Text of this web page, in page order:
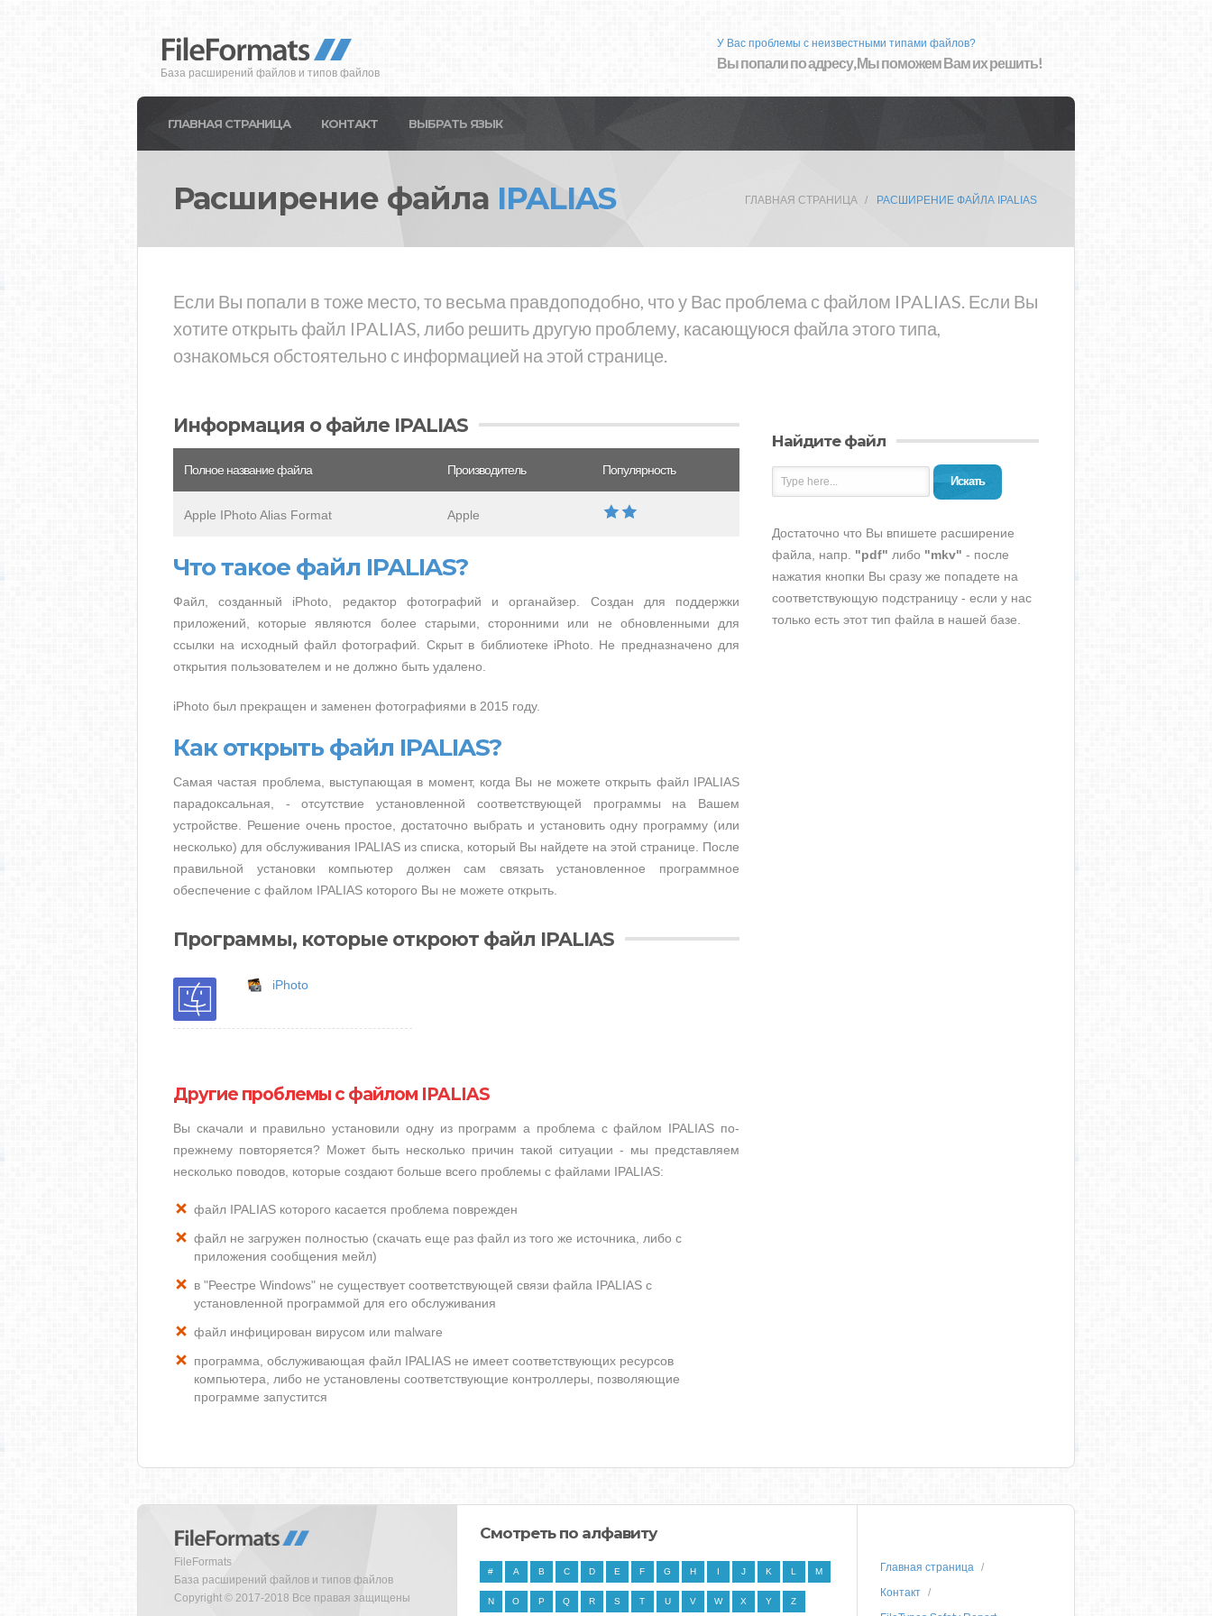
База расширений файлов и типов файлов
У Вас проблемы с неизвестными типами файлов?
Вы попали по адресу, Мы поможем Вам их решить!
ГЛАВНАЯ СТРАНИЦА КОНТАКТ ВЫБРАТЬ ЯЗЫК
Расширение файла IPALIAS ГЛАВНАЯ СТРАНИЦА РАСШИРЕНИЕ ФАЙЛА IPALIAS
Если Вы попали в тоже место, то весьма правдоподобно, что у Вас проблема с файлом IPALIAS. Если Вы
хотите открыть файл IPALIAS, либо решить другую проблему, касающуюся файла этого типа,
ознакомься обстоятельно с информацией на этой странице.
Информация о файле IPALIAS
Полное название файла Производитель Популярность
Apple IPhoto Alias Format Apple
Что такое файл IPALIAS?
Файл, созданный iPhoto, редактор фотографий и органайзер. Создан для поддержки
приложений, которые являются более старыми, сторонними или не обновленными для
ссылки на исходный файл фотографий. Скрыт в библиотеке iPhoto. Не предназначено для
открытия пользователем и не должно быть удалено.
iPhoto был прекращен и заменен фотографиями в 2015 году.
Как открыть файл IPALIAS?
Самая частая проблема, выступающая в момент, когда Вы не можете открыть файл IPALIAS
парадоксальная, - отсутствие установленной соответствующей программы на Вашем
устройстве. Решение очень простое, достаточно выбрать и установить одну программу (или
несколько) для обслуживания IPALIAS из списка, который Вы найдете на этой странице. После
правильной установки компьютер должен сам связать установленное программное
обеспечение с файлом IPALIAS которого Вы не можете открыть.
Программы, которые откроют файл IPALIAS
iPhoto
Другие проблемы с файлом IPALIAS
Вы скачали и правильно установили одну из программ а проблема с файлом IPALIAS по-
прежнему повторяется? Может быть несколько причин такой ситуации - мы представляем
несколько поводов, которые создают больше всего проблемы с файлами IPALIAS:
файл IPALIAS которого касается проблема поврежден
файл не загружен полностью (скачать еще раз файл из того же источника, либо с
приложения сообщения мейл)
в "Реестре Windows" не существует соответствующей связи файла IPALIAS с
установленной программой для его обслуживания
файл инфицирован вирусом или malware
программа, обслуживающая файл IPALIAS не имеет соответствующих ресурсов
компьютера, либо не установлены соответствующие контроллеры, позволяющие
программе запустится
Найдите файл
Искать
Достаточно что Вы впишете расширение
файла, напр. "pdf" либо "mkv" - после
нажатия кнопки Вы сразу же попадете на
соответствующую подстраницу - если у нас
только есть этот тип файла в нашей базе.
FileFormats
База расширений файлов и типов файлов
Copyright © 2017-2018 Все правая защищены
Смотреть по алфавиту
# A B C D E F G H I J K L M
N O P Q R S T U V W X Y Z
Главная страница
Контакт